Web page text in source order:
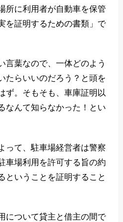
所に利用者が自動車を保管
を証明するための書類」で
言葉なので、一体どのよう
たらいいのだろう？と頭を
ず。そもそも、車庫証明以
なんて知らなかった！とい
って、駐車場経営者は警察
車場利用を許可する旨の約
ということを証明すること
について貸主と借主の間で